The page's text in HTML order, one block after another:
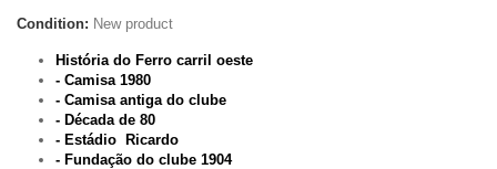
Condition: New product
História do Ferro carril oeste
- Camisa 1980
- Camisa antiga do clube
- Década de 80
- Estádio Ricardo
- Fundação do clube 1904